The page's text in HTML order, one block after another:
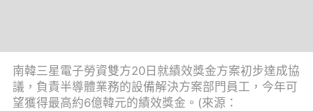
南韓三星電子勞資雙方20日就績效獎金方案初步達成協
議，負責半導體業務的設備解決方案部門員工，今年可
望獲得最高約6億韓元的績效獎金。(來源：